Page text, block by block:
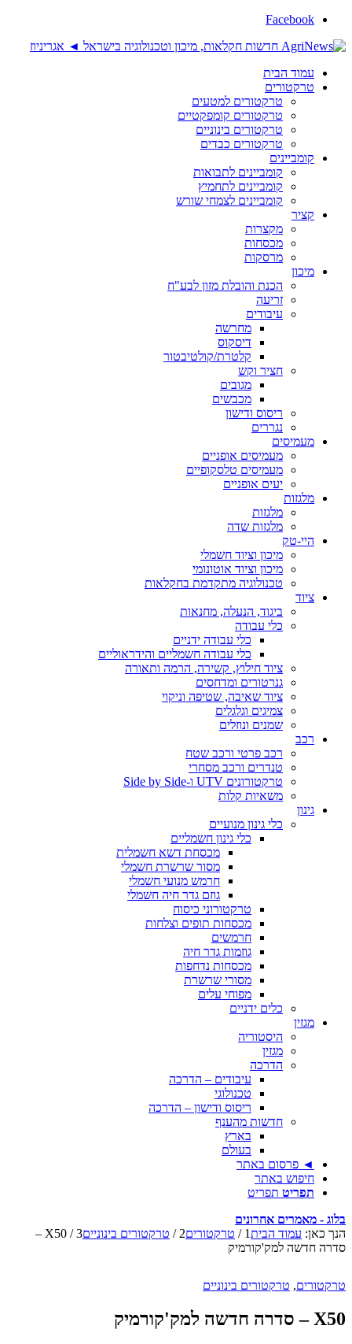
Facebook
עמוד הבית
טרקטורים
טרקטורים למטעים
טרקטורים קומפקטיים
טרקטורים בינוניים
טרקטורים כבדים
קומביינים
קומביינים לתבואות
קומביינים לתחמיץ
קומביינים לצמחי שורש
קציר
מקצרות
מכסחות
מרסקות
מיכון
הכנת והובלת מזון לבע"ח
זריעה
עיבודים
מחרשה
דיסקוס
קלטרת/קולטיבטור
חציר וקש
מגובים
מכבשים
ריסוס ודישון
נגררים
מעמיסים
מעמיסים אופניים
מעמיסים טלסקופיים
יעים אופניים
מלגזות
מלגזות
מלגזות שדה
היי-טק
מיכון וציוד חשמלי
מיכון וציוד אוטונומי
טכנולוגיה מתקדמת בחקלאות
ציוד
ביגוד, הנעלה, מחנאות
כלי עבודה
כלי עבודה ידניים
כלי עבודה חשמליים והידראוליים
ציוד חילוץ, קשירה, הרמה ותאורה
גנרטורים ומדחסים
ציוד שאיבה, שטיפה וניקוי
צמיגים וגלגלים
שמנים ונוזלים
רכב
רכב פרטי ורכב שטח
טנדרים ורכב מסחרי
טרקטורונים UTV ו-Side by Side
משאיות קלות
גינון
כלי גינון מנועיים
כלי גינון חשמליים
מכסחת דשא חשמלית
מסור שרשרת חשמלי
חרמש מנועי חשמלי
גוזם גדר חיה חשמלי
טרקטורוני כיסוח
מכסחות תופים וצלחות
חרמשים
גוזמות גדר חיה
מכסחות נדחפות
מסורי שרשרת
מפוחי עלים
כלים ידניים
מגזין
היסטוריה
מגזין
הדרכה
עיבודים – הדרכה
טכנולוגי
ריסוס ודישון – הדרכה
חדשות מהענף
בארץ
בעולם
◄ פרסום באתר
חיפוש באתר
תפריט תפריט
בלוג - מאמרים אחרונים
הנך כאן: עמוד הבית1
/ טרקטורים2
/ טרקטורים בינוניים3
/
X50 –
סדרה חדשה למק'קורמיק
טרקטורים, טרקטורים בינוניים
X50 – סדרה חדשה למק'קורמיק